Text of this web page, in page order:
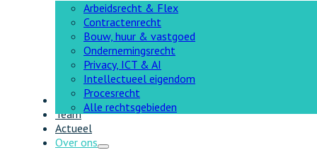
Arbeidsrecht & Flex
Contractenrecht
Bouw, huur & vastgoed
Ondernemingsrecht
Privacy, ICT & AI
Intellectueel eigendom
Procesrecht
Alle rechtsgebieden
Team
Actueel
Over ons